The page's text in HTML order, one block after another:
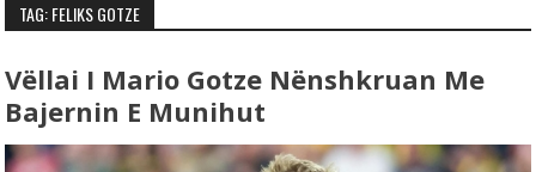
TAG: FELIKS GOTZE
Vëllai I Mario Gotze Nënshkruan Me
Bajernin E Munihut